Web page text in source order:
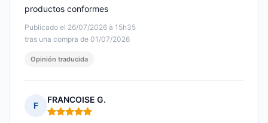
Publicado el 26/07/2026 à 15h35
tras una compra de 01/07/2026
productos conformes
Opinión traducida
F
FRANCOISE G.
Nota: 5 de 5